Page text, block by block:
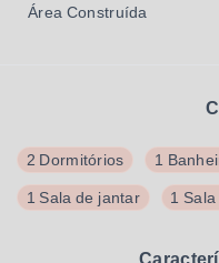
2 Dormitórios 1
1 Sala de jantar 1
Área Construída